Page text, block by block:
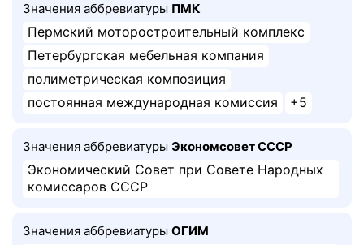
Значения аббревиатуры ПМК
Пермский моторостроительный комплекс
Петербургская мебельная компания
полиметрическая композиция
постоянная международная комиссия
+5
Значения аббревиатуры Экономсовет СССР
Экономический Совет при Совете Народных
комиссаров СССР
Значения аббревиатуры ОГИМ